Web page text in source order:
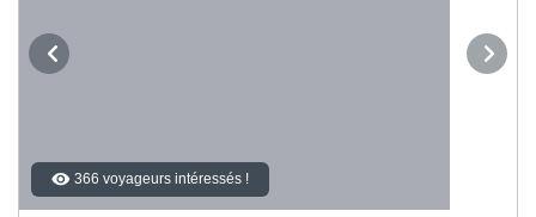
366 voyageurs intéressés !